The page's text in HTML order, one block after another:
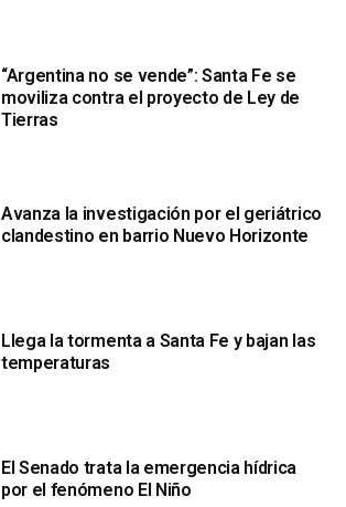
“Argentina no se vende”: Santa Fe se
moviliza contra el proyecto de Ley de
Tierras
Avanza la investigación por el geriátrico
clandestino en barrio Nuevo Horizonte
Llega la tormenta a Santa Fe y bajan las
temperaturas
El Senado trata la emergencia hídrica
por el fenómeno El Niño